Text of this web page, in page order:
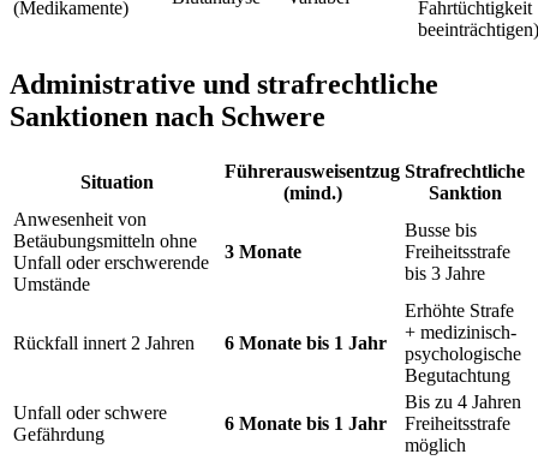
(Medikamente)
Fahrtüchtigkeit
beeinträchtigen)
Administrative und strafrechtliche
Sanktionen nach Schwere
Situation
Führerausweisentzug
(mind.)
Strafrechtliche
Sanktion
Anwesenheit von
Betäubungsmitteln ohne
Unfall oder erschwerende
Umstände
3 Monate
Busse bis
Freiheitsstrafe
bis 3 Jahre
Rückfall innert 2 Jahren 6 Monate bis 1 Jahr
Erhöhte Strafe
+ medizinisch-
psychologische
Begutachtung
Unfall oder schwere
Gefährdung
6 Monate bis 1 Jahr
Bis zu 4 Jahren
Freiheitsstrafe
möglich